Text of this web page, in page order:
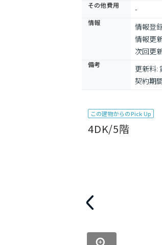
その他費用 -
情報 情報登
情報更
次回更
備考
更新料:
契約期
この建物からのPick Up
4DK/5階